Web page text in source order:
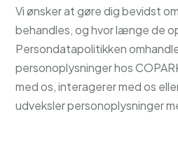
Vi ønsker at gøre dig bevidst
behandles, og hvor længe de
Persondatapolitikken
personoplysninger hos
med os, interagerer med os
udveksler personoplysninger